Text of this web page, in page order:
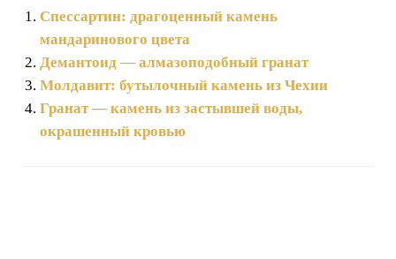
Спессартин: драгоценный камень
мандаринового цвета
Демантоид — алмазоподобный гранат
Молдавит: бутылочный камень из Чехии
Гранат — камень из застывшей воды,
окрашенный кровью